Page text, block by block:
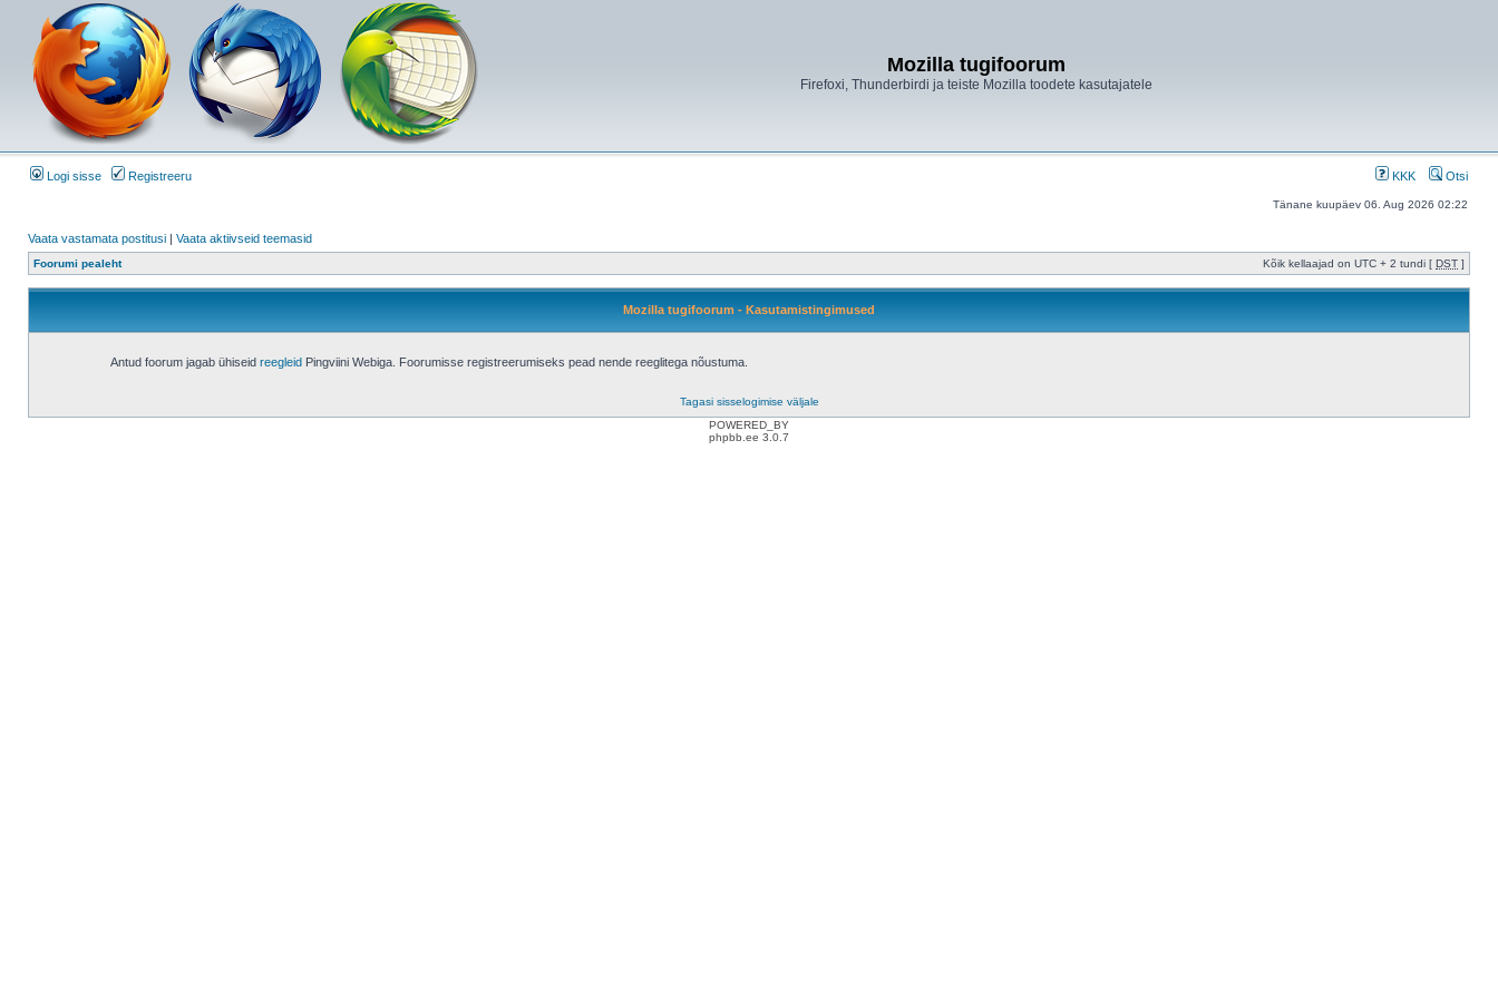
Mozilla tugifoorum
Firefoxi, Thunderbirdi ja teiste Mozilla toodete kasutajatele
Logi sisse Registreeru KKK Otsi
Tänane kuupäev 06. Aug 2026 02:22
Vaata vastamata postitusi | Vaata aktiivseid teemasid
Foorumi pealeht Kõik kellaajad on UTC + 2 tundi [ DST ]
Mozilla tugifoorum - Kasutamistingimused
Antud foorum jagab ühiseid reegleidPingviini Webiga. Foorumisse registreerumiseks pead nende reeglitega nõustuma.
Tagasi sisselogimise väljale
POWERED_BY
phpbb.ee 3.0.7